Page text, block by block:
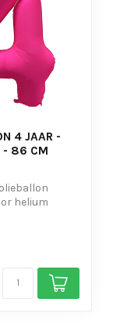
4 JAAR -
- 86 CM
helium